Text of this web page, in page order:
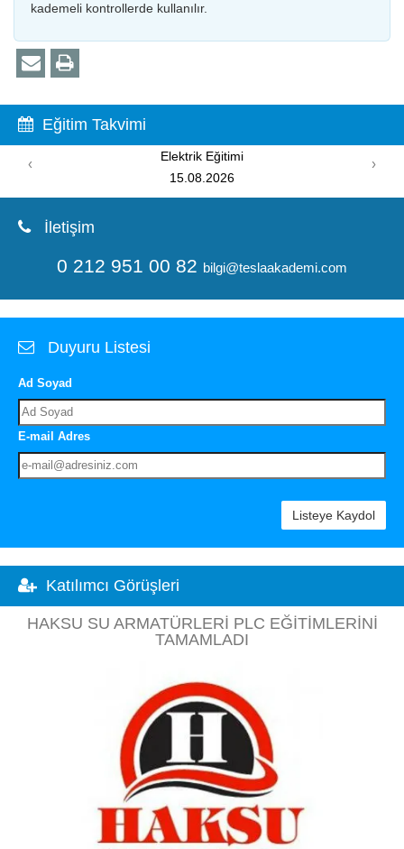
kademeli kontrollerde kullanılır.
Eğitim Takvimi
Elektrik Eğitimi
15.08.2026
‹ ›
İletişim
0 212 951 00 82 bilgi@teslaakademi.com
Duyuru Listesi
Ad Soyad
E-mail Adres
Listeye Kaydol
Katılımcı Görüşleri
HAKSU SU ARMATÜRLERI PLC EĞITIMLERINI
TAMAMLADI